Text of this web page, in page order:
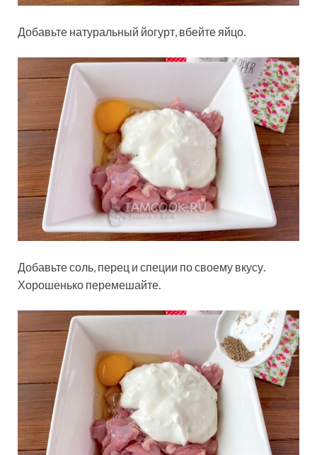
Добавьте натуральный йогурт, вбейте яйцо.
Добавьте соль, перец и специи по своему вкусу.
Хорошенько перемешайте.